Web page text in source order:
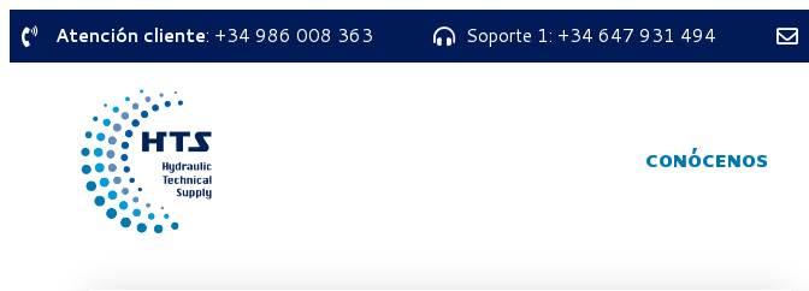
Atención cliente: +34 986 008 363 Soporte 1: +34 647 931 494
CONÓCENOS